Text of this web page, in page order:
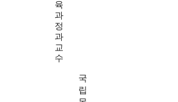
육
과
정
과
교
수
국
립